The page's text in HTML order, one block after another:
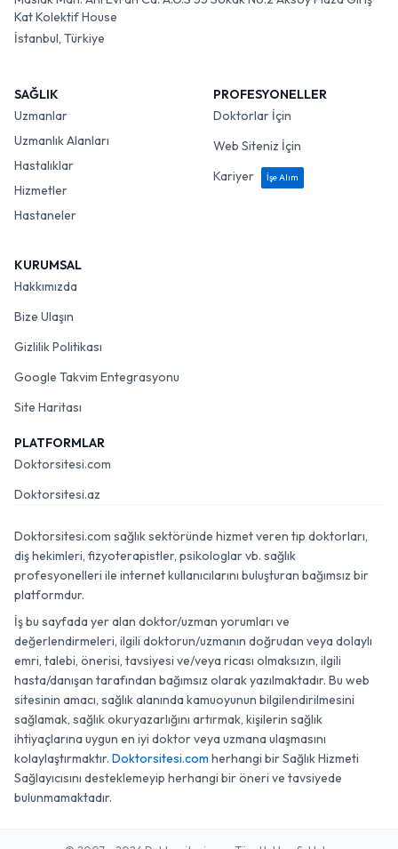
Kat Kolektif House
İstanbul, Türkiye
SAĞLIK
Uzmanlar
Uzmanlık Alanları
Hastalıklar
Hizmetler
Hastaneler
PROFESYONELLER
Doktorlar İçin
Web Siteniz İçin
Kariyer
İşe Alım
KURUMSAL
Hakkımızda
Bize Ulaşın
Gizlilik Politikası
Google Takvim Entegrasyonu
Site Haritası
PLATFORMLAR
Doktorsitesi.com
Doktorsitesi.az
Doktorsitesi.com sağlık sektöründe hizmet veren tıp doktorları,
diş hekimleri, fizyoterapistler, psikologlar vb. sağlık
profesyonelleri ile internet kullanıcılarını buluşturan bağımsız bir
platformdur.
İş bu sayfada yer alan doktor/uzman yorumları ve
değerlendirmeleri, ilgili doktorun/uzmanın doğrudan veya dolaylı
emri, talebi, önerisi, tavsiyesi ve/veya ricası olmaksızın, ilgili
hasta/danışan tarafından bağımsız olarak yazılmaktadır. Bu web
sitesinin amacı, sağlık alanında kamuoyunun bilgilendirilmesini
sağlamak, sağlık okuryazarlığını artırmak, kişilerin sağlık
ihtiyaçlarına uygun en iyi doktor veya uzmana ulaşmasını
kolaylaştırmaktır. Doktorsitesi.com herhangi bir Sağlık Hizmeti
Sağlayıcısını desteklemeyip herhangi bir öneri ve tavsiyede
bulunmamaktadır.